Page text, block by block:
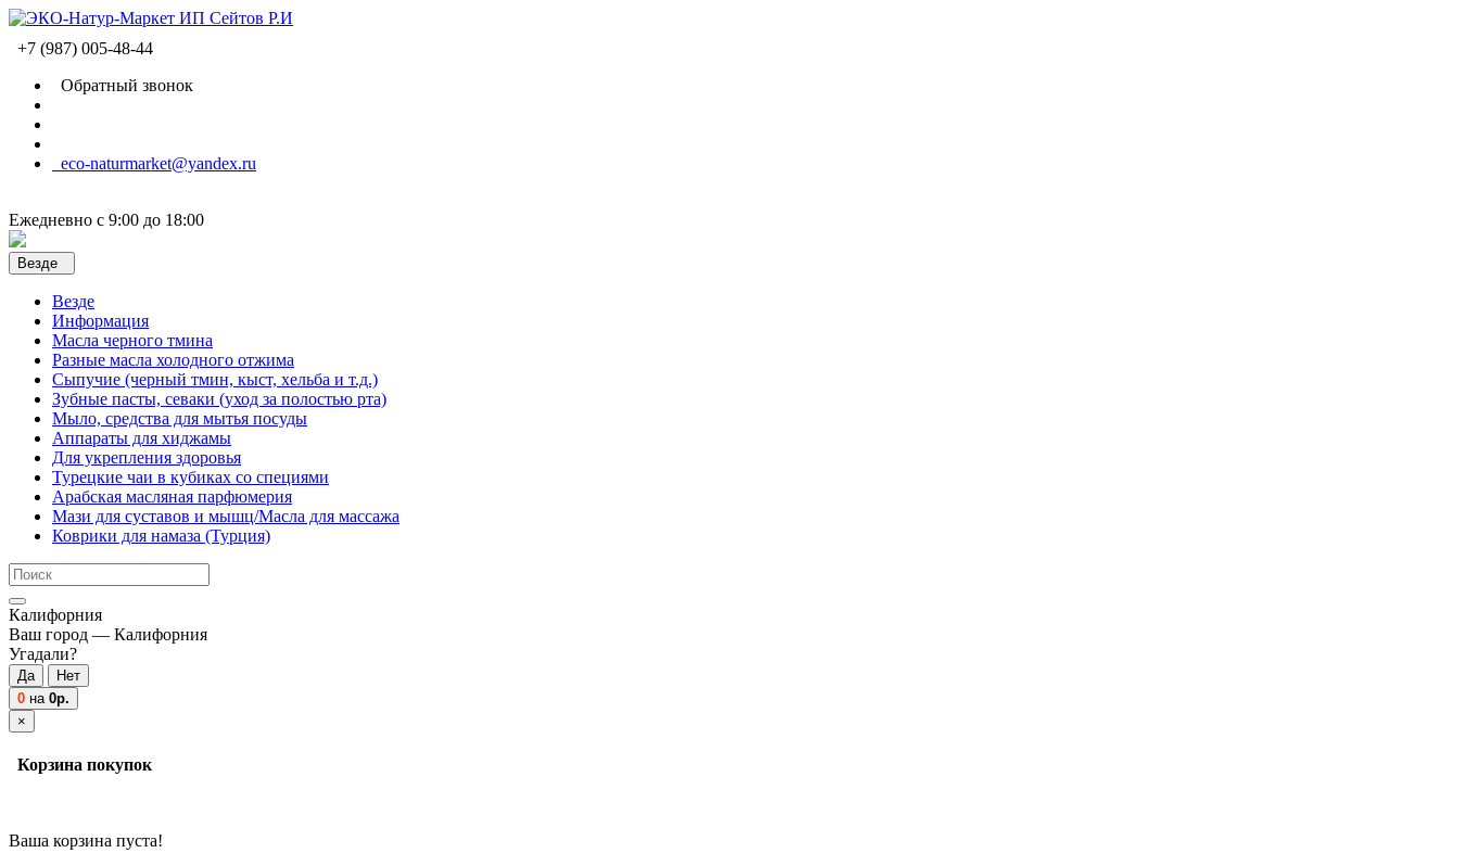
+7 (987) 005-48-44
Обратный звонок
eco-naturmarket@yandex.ru
Ежедневно с 9:00 до 18:00
Везде
Везде
Информация
Масла черного тмина
Разные масла холодного отжима
Сыпучие (черный тмин, кыст, хельба и т.д.)
Зубные пасты, севаки (уход за полостью рта)
Мыло, средства для мытья посуды
Аппараты для хиджамы
Для укрепления здоровья
Турецкие чаи в кубиках со специями
Арабская масляная парфюмерия
Мази для суставов и мышц/Масла для массажа
Коврики для намаза (Турция)
Калифорния
Ваш город — Калифорния
Угадали?
0 на 0р.
×
Корзина покупок
Ваша корзина пуста!